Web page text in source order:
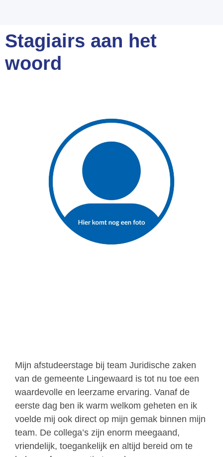
Stagiairs aan het
woord
Mijn afstudeerstage bij team Juridische zaken
van de gemeente Lingewaard is tot nu toe een
waardevolle en leerzame ervaring. Vanaf de
eerste dag ben ik warm welkom geheten en ik
voelde mij ook direct op mijn gemak binnen mijn
team. De collega’s zijn enorm meegaand,
vriendelijk, toegankelijk en altijd bereid om te